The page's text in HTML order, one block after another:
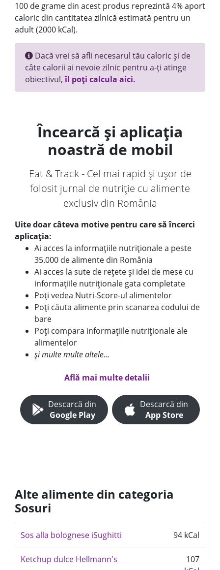
100 de grame din acest produs reprezintă 4% aport
caloric din cantitatea zilnică estimată pentru un
adult (2000 kCal).
Dacă vrei să afli necesarul tău caloric și de
câte calorii ai nevoie zilnic pentru a-ți atinge
obiectivul,îl poți calcula aici.
Încearcă și aplicația
noastră de mobil
Eat & Track - Cel mai rapid și ușor de
folosit jurnal de nutriție cu alimente
exclusiv din România
Uite doar câteva motive pentru care să încerci
aplicația:
Ai acces la informațiile nutriționale a peste
35.000 de alimente din România
Ai acces la sute de rețete și idei de mese cu
informațiile nutriționale gata completate
Poți vedea Nutri-Score-ul alimentelor
Poți căuta alimente prin scanarea codului de
bare
Poți compara informațiile nutriționale ale
alimentelor
și multe multe altele...
Află mai multe detalii
Descarcă din
Google Play
Descarcă din
App Store
Alte alimente din categoria
Sosuri
Sos alla bolognese iSughitti 94 kCal
Ketchup dulce Hellmann's
107